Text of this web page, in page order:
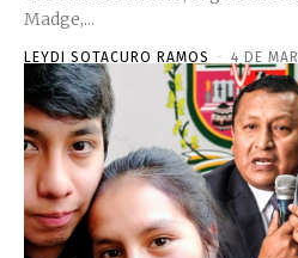
Madge,...
LEYDI SOTACURO RAMOS - 4 DE